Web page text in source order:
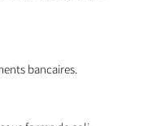
bancaires.